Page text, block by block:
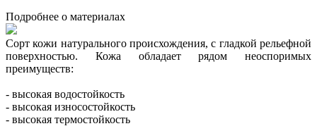
Подробнее о материалах
Сорт кожи натурального происхождения, с гладкой рельефной
поверхностью. Кожа обладает рядом неоспоримых
преимуществ:
- высокая водостойкость
- высокая износостойкость
- высокая термостойкость